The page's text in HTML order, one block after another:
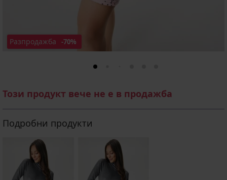
Разпродажба -70%
Този продукт вече не е в продажба
Подробни продукти